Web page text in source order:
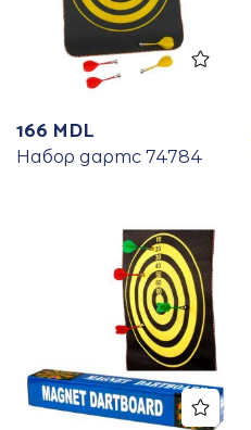
166 MDL
Набор дартс 74784